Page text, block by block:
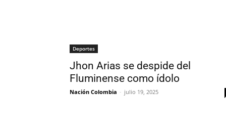
Deportes
Jhon Arias se despide del
Fluminense como ídolo
Nación Colombia - julio 19, 2025